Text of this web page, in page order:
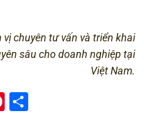
chuyên tư vấn và triển khai
sâu cho doanh nghiệp tại
Việt Nam.
Pinterest